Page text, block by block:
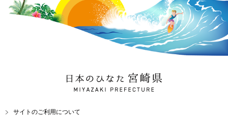
日本のひなた 宮崎県
MIYAZAKI PREFECTURE
サイトのご利用について